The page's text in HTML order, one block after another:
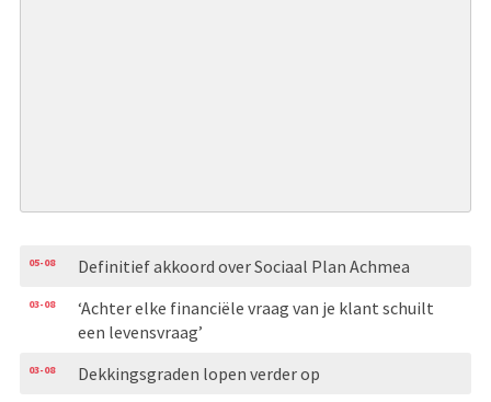
05-08 Definitief akkoord over Sociaal Plan Achmea
03-08
‘Achter elke financiële vraag van je klant schuilt
een levensvraag’
03-08 Dekkingsgraden lopen verder op